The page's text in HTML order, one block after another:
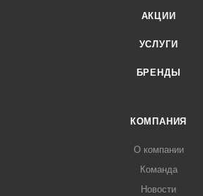
АКЦИИ
УСЛУГИ
БРЕНДЫ
КОМПАНИЯ
О компании
Команда
Новости